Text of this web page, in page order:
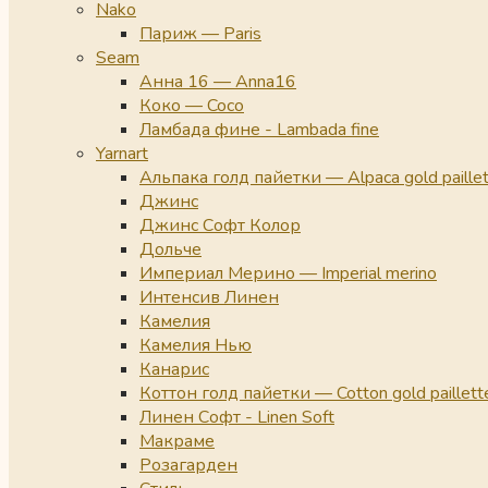
Nako
Париж — Paris
Seam
Анна 16 — Anna16
Коко — Coco
Ламбада фине - Lambada fine
Yarnart
Альпака голд пайетки — Alpaca gold
Джинс
Джинс Софт Колор
Дольче
Империал Мерино — Imperial merino
Интенсив Линен
Камелия
Камелия Нью
Канарис
Коттон голд пайетки — Cotton gold
Линен Софт - Linen Soft
Макраме
Розагарден